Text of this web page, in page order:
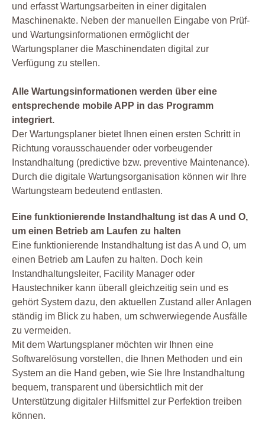
und erfasst Wartungsarbeiten in einer digitalen
Maschinenakte. Neben der manuellen Eingabe von Prüf-
und Wartungsinformationen ermöglicht der
Wartungsplaner die Maschinendaten digital zur
Verfügung zu stellen.
Alle Wartungsinformationen werden über eine
entsprechende mobile APP in das Programm
integriert.
Der Wartungsplaner bietet Ihnen einen ersten Schritt in
Richtung vorausschauender oder vorbeugender
Instandhaltung (predictive bzw. preventive Maintenance).
Durch die digitale Wartungsorganisation können wir Ihre
Wartungsteam bedeutend entlasten.
Eine funktionierende Instandhaltung ist das A und O,
um einen Betrieb am Laufen zu halten
Eine funktionierende Instandhaltung ist das A und O, um
einen Betrieb am Laufen zu halten. Doch kein
Instandhaltungsleiter, Facility Manager oder
Haustechniker kann überall gleichzeitig sein und es
gehört System dazu, den aktuellen Zustand aller Anlagen
ständig im Blick zu haben, um schwerwiegende Ausfälle
zu vermeiden.
Mit dem Wartungsplaner möchten wir Ihnen eine
Softwarelösung vorstellen, die Ihnen Methoden und ein
System an die Hand geben, wie Sie Ihre Instandhaltung
bequem, transparent und übersichtlich mit der
Unterstützung digitaler Hilfsmittel zur Perfektion treiben
können.